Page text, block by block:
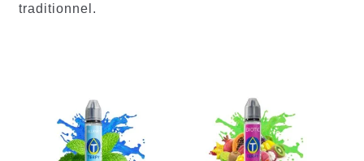
traditionnel.